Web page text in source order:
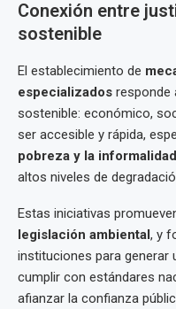
Conexión entre
sostenible
El establecimiento de
especializados responde
sostenible: económico,
ser accesible y rápida,
pobreza y la
altos niveles de
Estas iniciativas
legislación ambiental, y
instituciones para generar
cumplir con estándares
afianzar la confianza